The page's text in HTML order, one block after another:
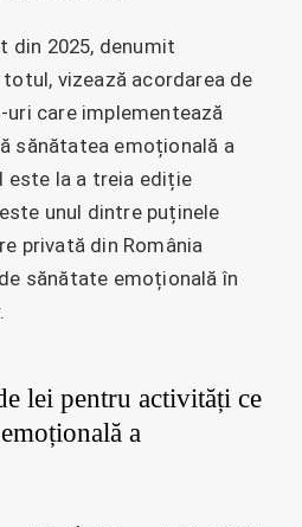
din 2025, denumit
vizează acordarea de
uri care implementează
sănătatea emoțională a
este la a treia ediție
unul dintre puținele
privată din România
sănătate emoțională în
lei pentru activități ce
a